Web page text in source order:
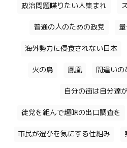
政治問題喋りたい人集まれ
普通の人のための政党
海外勢力に侵食されない日本
火の鳥 鳳凰 間違いの
自分の街は自分達
徒党を組んで趣味の出口調査を
市民が選挙を気にする仕組み